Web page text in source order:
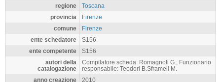
regione
Toscana
provincia
Firenze
comune
Firenze
ente schedatore
S156
ente competente
S156
autori della
catalogazione
Compilatore scheda: Romagnoli G.; Funzionario
responsabile: Teodori B.Sframeli M.
anno creazione
2010